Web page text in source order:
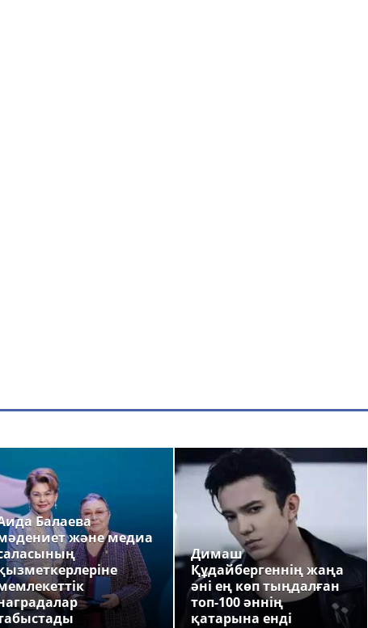
Балаева
және медиа
Димаш
Құдайбергеннің жаңа
әні ең көп тыңдалған
топ-100 әннің
қатарына енді